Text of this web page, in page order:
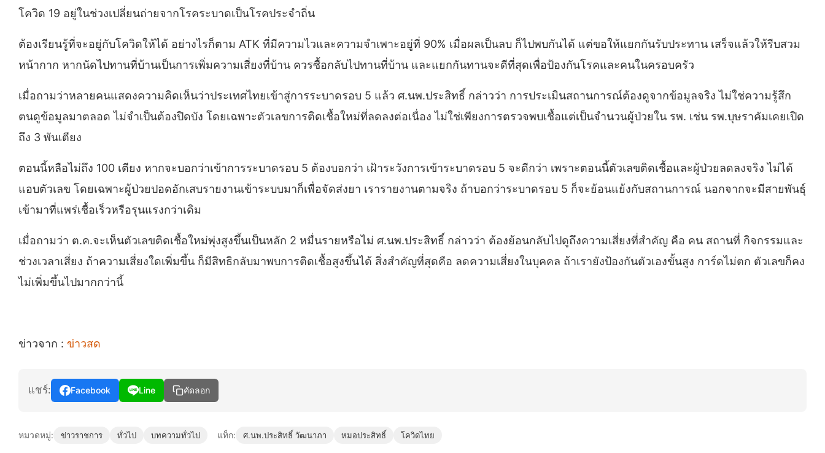
โควิด 19 อยู่ในช่วงเปลี่ยนถ่ายจากโรคระบาดเป็นโรคประจำถิ่น
ต้องเรียนรู้ที่จะอยู่กับโควิดให้ได้ อย่างไรก็ตาม ATK ที่มีความไวและความจำเพาะอยู่ที่ 90% เมื่อผลเป็นลบ ก็ไปพบกันได้ แต่ขอให้แยกกันรับประทาน เสร็จแล้วให้รีบสวม
หน้ากาก หากนัดไปทานที่บ้านเป็นการเพิ่มความเสี่ยงที่บ้าน ควรซื้อกลับไปทานที่บ้าน และแยกกันทานจะดีที่สุดเพื่อป้องกันโรคและคนในครอบครัว
เมื่อถามว่าหลายคนแสดงความคิดเห็นว่าประเทศไทยเข้าสู่การระบาดรอบ 5 แล้ว ศ.นพ.ประสิทธิ์ กล่าวว่า การประเมินสถานการณ์ต้องดูจากข้อมูลจริง ไม่ใช่ความรู้สึก
ตนดูข้อมูลมาตลอด ไม่จำเป็นต้องปิดบัง โดยเฉพาะตัวเลขการติดเชื้อใหม่ที่ลดลงต่อเนื่อง ไม่ใช่เพียงการตรวจพบเชื้อแต่เป็นจำนวนผู้ป่วยใน รพ. เช่น รพ.บุษราคัมเคยเปิด
ถึง 3 พันเตียง
ตอนนี้หลือไม่ถึง 100 เตียง หากจะบอกว่าเข้าการระบาดรอบ 5 ต้องบอกว่า เฝ้าระวังการเข้าระบาดรอบ 5 จะดีกว่า เพราะตอนนี้ตัวเลขติดเชื้อและผู้ป่วยลดลงจริง ไม่ได้
แอบตัวเลข โดยเฉพาะผู้ป่วยปอดอักเสบรายงานเข้าระบบมาก็เพื่อจัดส่งยา เรารายงานตามจริง ถ้าบอกว่าระบาดรอบ 5 ก็จะย้อนแย้งกับสถานการณ์ นอกจากจะมีสายพันธุ์
เข้ามาที่แพร่เชื้อเร็วหรือรุนแรงกว่าเดิม
เมื่อถามว่า ต.ค.จะเห็นตัวเลขติดเชื้อใหม่พุ่งสูงขึ้นเป็นหลัก 2 หมื่นรายหรือไม่ ศ.นพ.ประสิทธิ์ กล่าวว่า ต้องย้อนกลับไปดูถึงความเสี่ยงที่สำคัญ คือ คน สถานที่ กิจกรรมและ
ช่วงเวลาเสี่ยง ถ้าความเสี่ยงใดเพิ่มขึ้น ก็มีสิทธิกลับมาพบการติดเชื้อสูงขึ้นได้ สิ่งสำคัญที่สุดคือ ลดความเสี่ยงในบุคคล ถ้าเรายังป้องกันตัวเองขั้นสูง การ์ดไม่ตก ตัวเลขก็คง
ไม่เพิ่มขึ้นไปมากกว่านี้
ข่าวจาก : ข่าวสด
แชร์: Facebook Line คัดลอก
หมวดหมู่: ข่าวราชการ ทั่วไป บทความทั่วไป แท็ก: ศ.นพ.ประสิทธิ์ วัฒนาภา หมอประสิทธิ์ โควิดไทย